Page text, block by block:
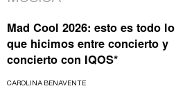
Mad Cool 2026: esto es todo lo
que hicimos entre concierto y
concierto con IQOS*
CAROLINA BENAVENTE